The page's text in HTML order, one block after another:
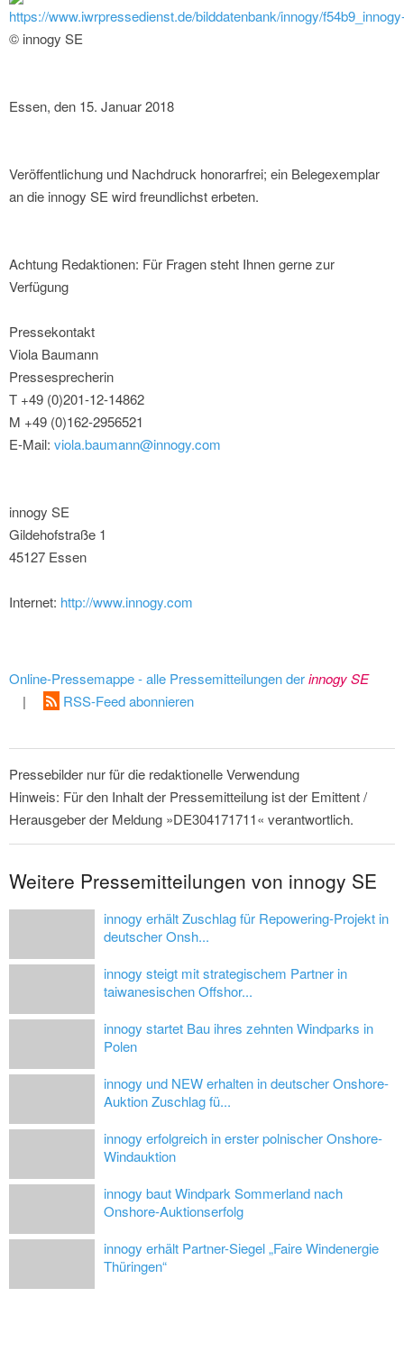
https://www.iwrpressedienst.de/bilddatenbank/innogy/
© innogy SE
Essen, den 15. Januar 2018
Veröffentlichung und Nachdruck honorarfrei; ein Belegexemplar
an die innogy SE wird freundlichst erbeten.
Achtung Redaktionen: Für Fragen steht Ihnen gerne zur
Verfügung
Pressekontakt
Viola Baumann
Pressesprecherin
T +49 (0)201-12-14862
M +49 (0)162-2956521
E-Mail: viola.baumann@innogy.com
innogy SE
Gildehofstraße 1
45127 Essen
Internet: http://www.innogy.com
Online-Pressemappe - alle Pressemitteilungen derinnogy SE
|
RSS-Feed abonnieren
Pressebilder nur für die redaktionelle Verwendung
Hinweis: Für den Inhalt der Pressemitteilung ist der Emittent /
Herausgeber der Meldung »DE304171711« verantwortlich.
Weitere Pressemitteilungen von innogy SE
innogy erhält Zuschlag für Repowering-Projekt in
deutscher Onsh...
innogy steigt mit strategischem Partner in
taiwanesischen Offshor...
innogy startet Bau ihres zehnten Windparks in
Polen
innogy und NEW erhalten in deutscher Onshore-
Auktion Zuschlag fü...
innogy erfolgreich in erster polnischer Onshore-
Windauktion
innogy baut Windpark Sommerland nach
Onshore-Auktionserfolg
innogy erhält Partner-Siegel „Faire Windenergie
Thüringen“